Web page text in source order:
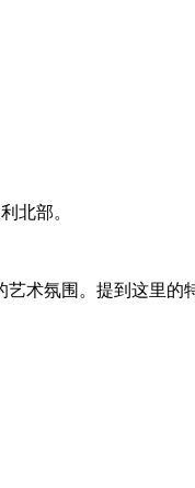
北部。
术氛围。提到这里的